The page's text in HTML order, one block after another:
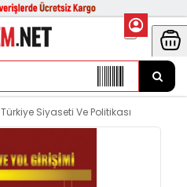
Türkiye Siyaseti Ve Politikası